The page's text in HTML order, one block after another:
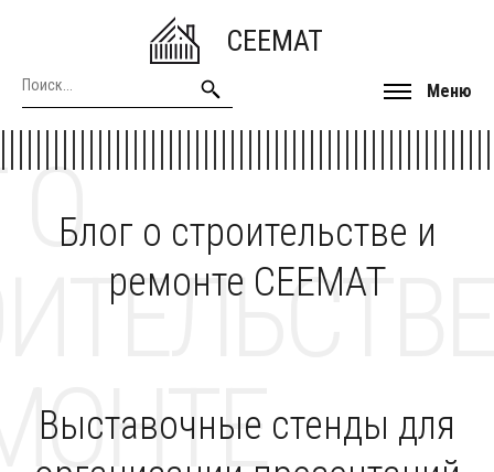
CEEMAT
Меню
Блог о строительстве и
ремонте CEEMAT
О
Выставочные стенды для